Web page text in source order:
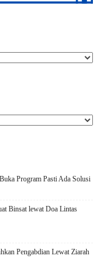
Program Pasti Ada Solusi
Binsat lewat Doa Lintas
Pengabdian Lewat Ziarah